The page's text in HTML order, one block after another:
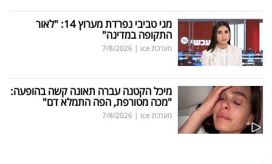
מגי טביבי נפרדת מערוץ 14: "לאור
התקופה במדינה"
מערכת ice |
7/8/2026
מיכל הקטנה עברה תאונה קשה בהופעה:
"מכה מטורפת, הפה התמלא דם"
מערכת ice |
7/8/2026